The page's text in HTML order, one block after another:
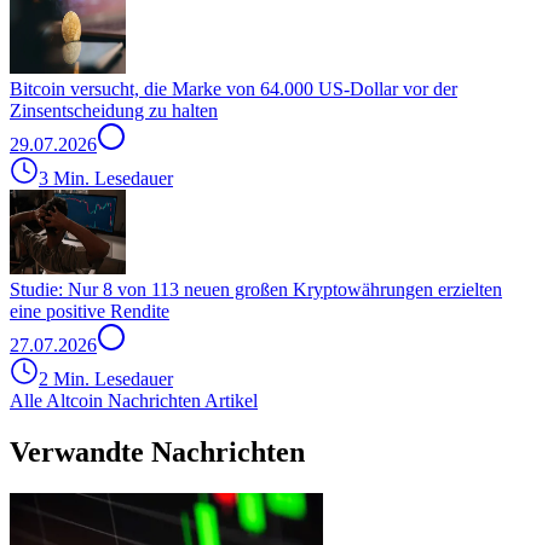
Bitcoin versucht, die Marke von 64.000 US-Dollar vor der
Zinsentscheidung zu halten
29.07.2026
3 Min. Lesedauer
Studie: Nur 8 von 113 neuen großen Kryptowährungen erzielten
eine positive Rendite
27.07.2026
2 Min. Lesedauer
Alle Altcoin Nachrichten Artikel
Verwandte Nachrichten